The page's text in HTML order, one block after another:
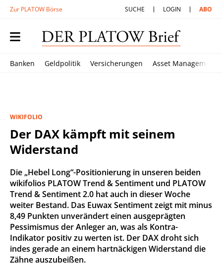
Zur PLATOW Börse SUCHE LOGIN ABO
Banken Geldpolitik Versicherungen Asset Management
WIKIFOLIO
Der DAX kämpft mit seinem
Widerstand
Die „Hebel Long“-Positionierung in unseren beiden
wikifolios PLATOW Trend & Sentiment und PLATOW
Trend & Sentiment 2.0 hat auch in dieser Woche
weiter Bestand. Das Euwax Sentiment zeigt mit minus
8,49 Punkten unverändert einen ausgeprägten
Pessimismus der Anleger an, was als Kontra-
Indikator positiv zu werten ist. Der DAX droht sich
indes gerade an einem hartnäckigen Widerstand die
Zähne auszubeißen.